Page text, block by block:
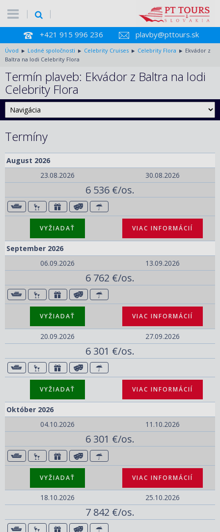
+421 915 996 236 plavby@pttours.sk
Úvod Lodné spoločnosti Celebrity Cruises Celebrity Flora
Ekvádor z
Baltra na lodi Celebrity Flora
Termín plaveb: Ekvádor z Baltra na lodi
Celebrity Flora
Termíny
August 2026
23.08.2026
30.08.2026
6 536 €/os.
VYŽIADAŤ VIAC INFORMÁCIÍ
September 2026
06.09.2026
13.09.2026
6 762 €/os.
VYŽIADAŤ VIAC INFORMÁCIÍ
20.09.2026 27.09.2026
6 301 €/os.
VYŽIADAŤ VIAC INFORMÁCIÍ
Október 2026
04.10.2026
11.10.2026
6 301 €/os.
VYŽIADAŤ VIAC INFORMÁCIÍ
18.10.2026 25.10.2026
7 842 €/os.